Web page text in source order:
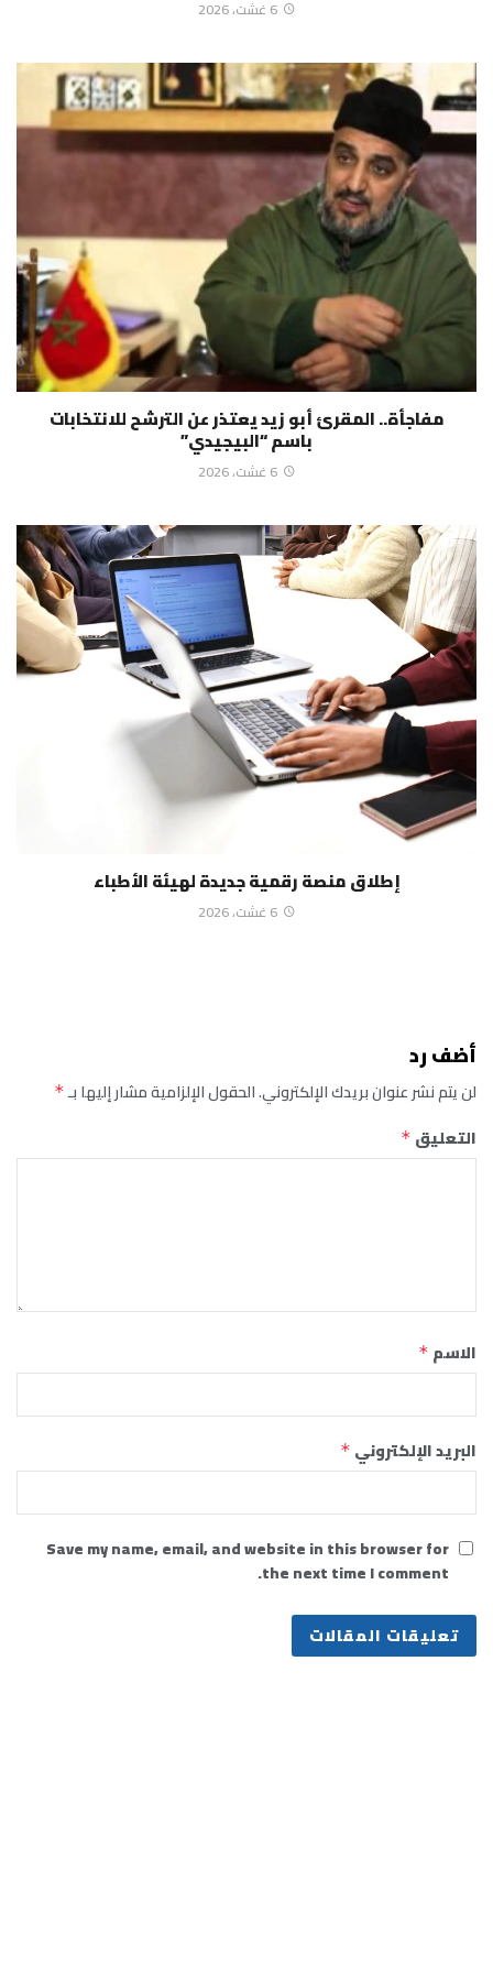
6 غشت، 2026
مفاجأة.. المقرئ أبو زيد يعتذر عن الترشح للانتخابات
باسم “البيجيدي”
6 غشت، 2026
إطلاق منصة رقمية جديدة لهيئة الأطباء
6 غشت، 2026
أضف رد
لن يتم نشر عنوان بريدك الإلكتروني.الحقول الإلزامية مشار إليها بـ*
التعليق *
الاسم *
البريد الإلكتروني *
Save my name, email, and website in this browser for
the next time I comment.